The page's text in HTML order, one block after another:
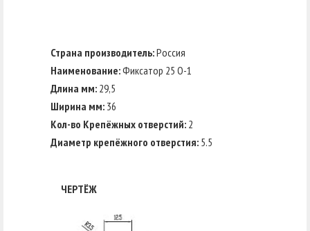
Страна производитель:Россия
Наименование:Фиксатор 25 О-1
Длина мм: 29,5
Ширина мм: 36
Кол-во Крепёжных отверстий: 2
Диаметр крепёжного отверстия: 5.5
ЧЕРТЁЖ